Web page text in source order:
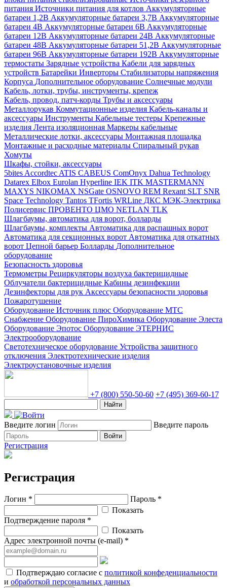
питания Источники питания для котлов Аккумуляторные
батареи 1,2В Аккумуляторные батареи 3,7В Аккумуляторные
батареи 4В Аккумуляторные батареи 6В Аккумуляторные
батареи 12В Аккумуляторные батареи 24В Аккумуляторные
батареи 48В Аккумуляторные батареи 51,2В Аккумуляторные
батареи 96В Аккумуляторные батареи 192В Аккумуляторные
термостаты Зарядные устройства Кабели для зарядных
устройств Батарейки Инверторы Стабилизаторы напряжения
Корпуса Дополнительное оборудование Солнечные модули
Кабель, лотки, трубы, инструменты, крепеж
Кабель, провод, патч-корды Трубы и аксессуары
Металлорукав Коммутационные изделия Кабель-каналы и
аксессуары Инструменты Кабельные тестеры Крепежные
изделия Лента изоляционная Маркеры кабельные
Металлические лотки, аксессуары Монтажная площадка
Монтажные и расходные материалы Спиральный рукав
Хомуты
Шкафы, стойки, аксессуары
5bites Accordtec ATIS CABEUS ComOnyx Dahua Technology
Datarex Elbox Eurolan Hyperline IEK ITK MASTERMANN
MAXYS NIKOMAX NSGate OSNOVO REM Rexant SLT SNR
Space Technology Tantos TFortis WRLine ДКС МЭК-Электрика
Полисервис ПРОВЕНТО ЦМО NETLAN TLK
Шлагбаумы, автоматика для ворот, болларды
Шлагбаумы, комплекты Автоматика для распашных ворот
Автоматика для секционных ворот Автоматика для откатных
ворот Цепной барьер Болларды Дополнительное
оборудование
Безопасность здоровья
Термометры Рециркуляторы воздуха бактерицидные
Облучатели бактерицидные Кабины дезинфекции
Дезинфекторы для рук Аксессуары безопасности здоровья
Пожаротушение
Оборудование Источник плюс Оборудование МТС
Снабжение Оборудование ПироХимика Оборудование Элеста
Оборудование Эпотос Оборудование ЭТЕРНИС
Электрооборудование
Светотехническое оборудование Устройства защитного
отключения Электротехнические изделия
Электроустановочные изделия
+7 (800) 550-50-60 +7 (495) 369-60-17
Найти
Введите логин Введите пароль
Войти
Регистрация
Регистрация
Логин *
Пароль *
Показать
Подтверждение пароля *
Показать
Адрес электронной почты (e-mail) *
Подтверждаю согласие с политикой конфеденциальности
и обработкой персональных данных